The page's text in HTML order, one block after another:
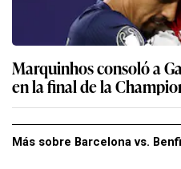
Marquinhos consoló a
en la final de la
Más sobre Barcelona vs.